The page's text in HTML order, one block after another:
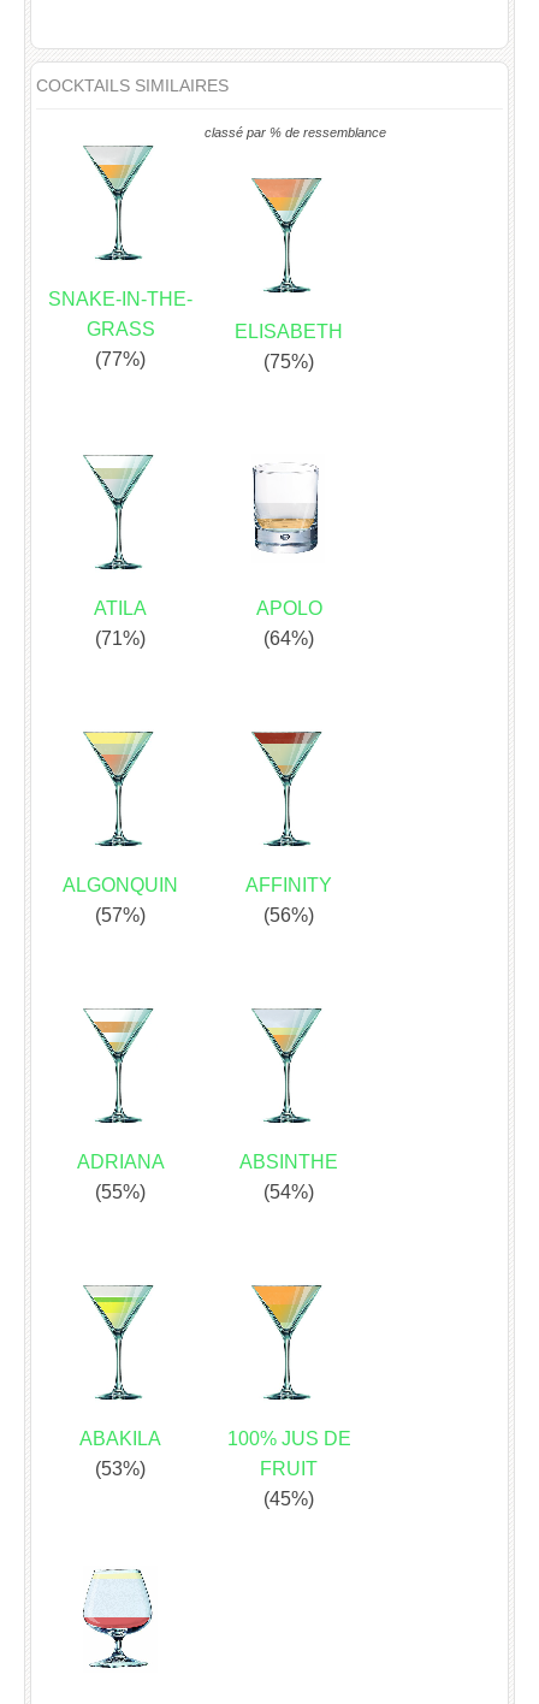
COCKTAILS SIMILAIRES
classé par % de ressemblance
SNAKE-IN-THE-
GRASS
(77%)
ELISABETH
(75%)
ATILA
(71%)
APOLO
(64%)
ALGONQUIN
(57%)
AFFINITY
(56%)
ADRIANA
(55%)
ABSINTHE
(54%)
ABAKILA
(53%)
100% JUS DE
FRUIT
(45%)